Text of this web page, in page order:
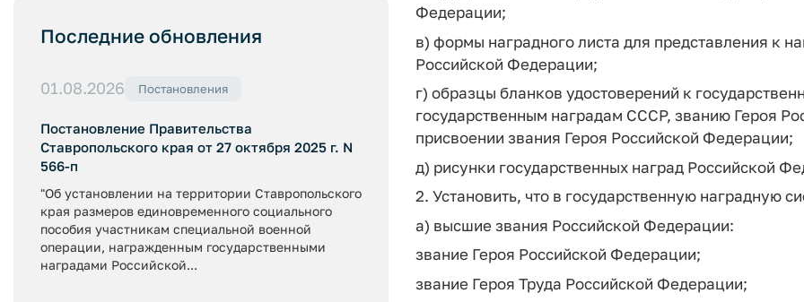
Последние обновления
01.08.2026 Постановления
Постановление Правительства
Ставропольского края от 27 октября 2025 г. N
566-п
"Об установлении на территории Ставропольского
края размеров единовременного социального
пособия участникам специальной военной
операции, награжденным государственными
наградами Российской...
Федерации;
в) формы наградного листа для представления к
Российской Федерации;
г) образцы бланков удостоверений к
государственным наградам СССР, званию Героя
присвоении звания Героя Российской Федерации;
д) рисунки государственных наград Российской
2. Установить, что в государственную наградную
а) высшие звания Российской Федерации:
звание Героя Российской Федерации;
звание Героя Труда Российской Федерации;